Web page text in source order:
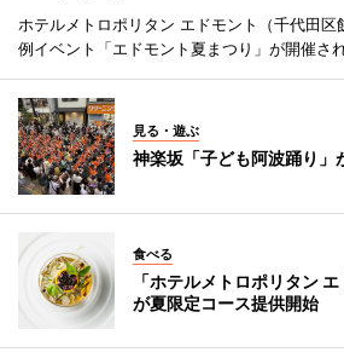
ホテルメトロポリタン エドモント（千代田
例イベント「エドモント夏まつり」が開催され
見る・遊ぶ
神楽坂「子ども阿波踊り」
食べる
「ホテルメトロポリタン
が夏限定コース提供開始